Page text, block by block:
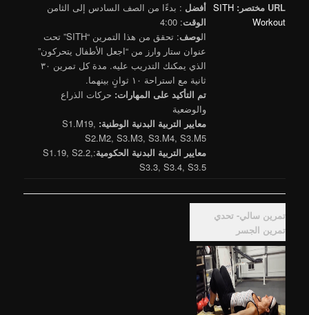
URL مختصر:
SITH
Workout
أفضل : بدءًا من الصف السادس إلى الثامن
الوقت: 4:00
الوصف
: تحقق من هذا التمرين “SITH” تحت
عنوان ستار وارز من “اجعل الأطفال يتحركون”
ثانية مع استراحة ١٠ ثوانٍ بينهما.
تم التأكيد على المهارات: حركات الذراع
والوضعية
معايير التربية البدنية الوطنية: S1.M19,
S2.M2, S3.M3, S3.M4, S3.M5
معايير التربية البدنية الحكومية :S1.19, S2.2,
S3.3, S3.4, S3.5
تمرين سالي- تحدي
تمرين الجسر